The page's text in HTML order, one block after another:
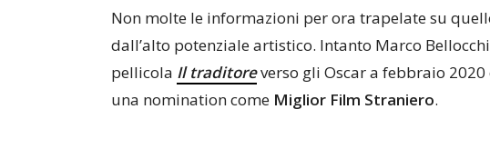
Non molte le informazioni per ora trapelate su
dall’alto potenziale artistico. Intanto Marco
pellicola Il traditoreverso gli Oscar a febbraio
una nomination come Miglior Film Straniero.